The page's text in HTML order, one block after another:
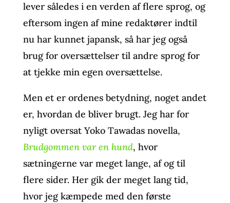
lever således i en verden af flere sprog, og
eftersom ingen af mine redaktører indtil
nu har kunnet japansk, så har jeg også
brug for oversættelser til andre sprog for
at tjekke min egen oversættelse.
Men et er ordenes betydning, noget andet
er, hvordan de bliver brugt. Jeg har for
nyligt oversat Yoko Tawadas novella,
Brudgommen var en hund, hvor
sætningerne var meget lange, af og til
flere sider. Her gik der meget lang tid,
hvor jeg kæmpede med den første